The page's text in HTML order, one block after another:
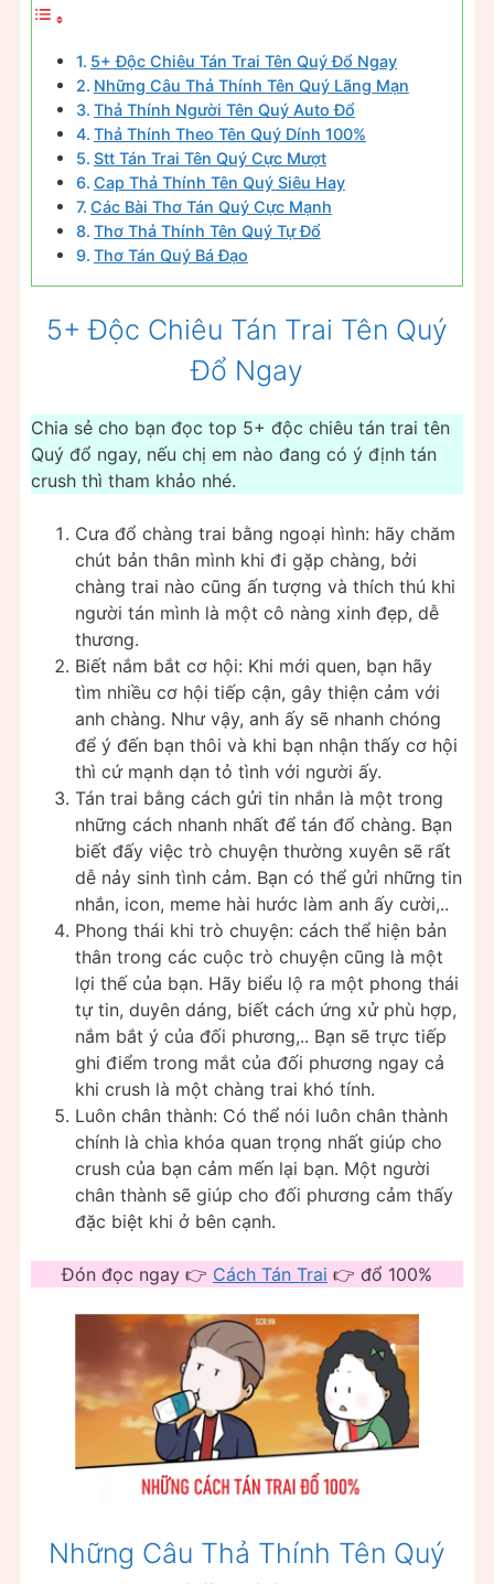
5+ Độc Chiêu Tán Trai Tên Quý Đổ Ngay
Những Câu Thả Thính Tên Quý Lãng Mạn
Thả Thính Người Tên Quý Auto Đổ
Thả Thính Theo Tên Quý Dính 100%
Stt Tán Trai Tên Quý Cực Mượt
Cap Thả Thính Tên Quý Siêu Hay
Các Bài Thơ Tán Quý Cực Mạnh
Thơ Thả Thính Tên Quý Tự Đổ
Thơ Tán Quý Bá Đạo
5+ Độc Chiêu Tán Trai Tên Quý
Đổ Ngay
Chia sẻ cho bạn đọc top 5+ độc chiêu tán trai tên
Quý đổ ngay, nếu chị em nào đang có ý định tán
crush thì tham khảo nhé.
Cưa đổ chàng trai bằng ngoại hình: hãy chăm
chút bản thân mình khi đi gặp chàng, bởi
chàng trai nào cũng ấn tượng và thích thú khi
người tán mình là một cô nàng xinh đẹp, dễ
thương.
Biết nắm bắt cơ hội: Khi mới quen, bạn hãy
tìm nhiều cơ hội tiếp cận, gây thiện cảm với
anh chàng. Như vậy, anh ấy sẽ nhanh chóng
để ý đến bạn thôi và khi bạn nhận thấy cơ hội
thì cứ mạnh dạn tỏ tình với người ấy.
Tán trai bằng cách gửi tin nhắn là một trong
những cách nhanh nhất để tán đổ chàng. Bạn
biết đấy việc trò chuyện thường xuyên sẽ rất
dễ nảy sinh tình cảm. Bạn có thể gửi những tin
nhắn, icon, meme hài hước làm anh ấy cười,..
Phong thái khi trò chuyện: cách thể hiện bản
thân trong các cuộc trò chuyện cũng là một
lợi thế của bạn. Hãy biểu lộ ra một phong thái
tự tin, duyên dáng, biết cách ứng xử phù hợp,
nắm bắt ý của đối phương,.. Bạn sẽ trực tiếp
ghi điểm trong mắt của đối phương ngay cả
khi crush là một chàng trai khó tính.
Luôn chân thành: Có thể nói luôn chân thành
chính là chìa khóa quan trọng nhất giúp cho
crush của bạn cảm mến lại bạn. Một người
chân thành sẽ giúp cho đối phương cảm thấy
đặc biệt khi ở bên cạnh.
Đón đọc ngay 👉 Cách Tán Trai 👉 đổ 100%
Những Câu Thả Thính Tên Quý